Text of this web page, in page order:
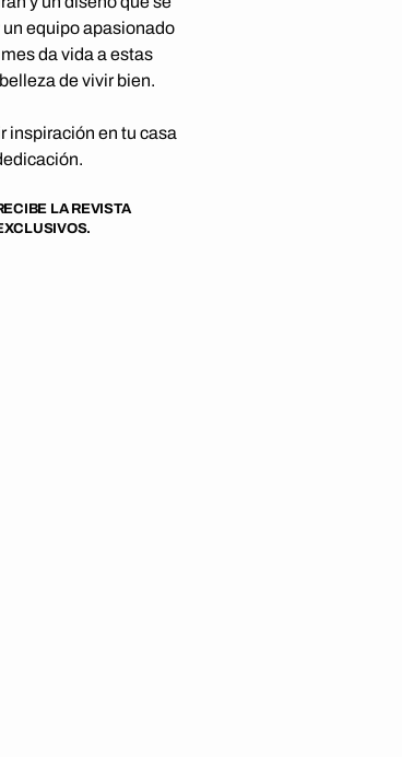
equipo apasionado
da vida a estas
de vivir bien.
inspiración en tu casa
LA REVISTA